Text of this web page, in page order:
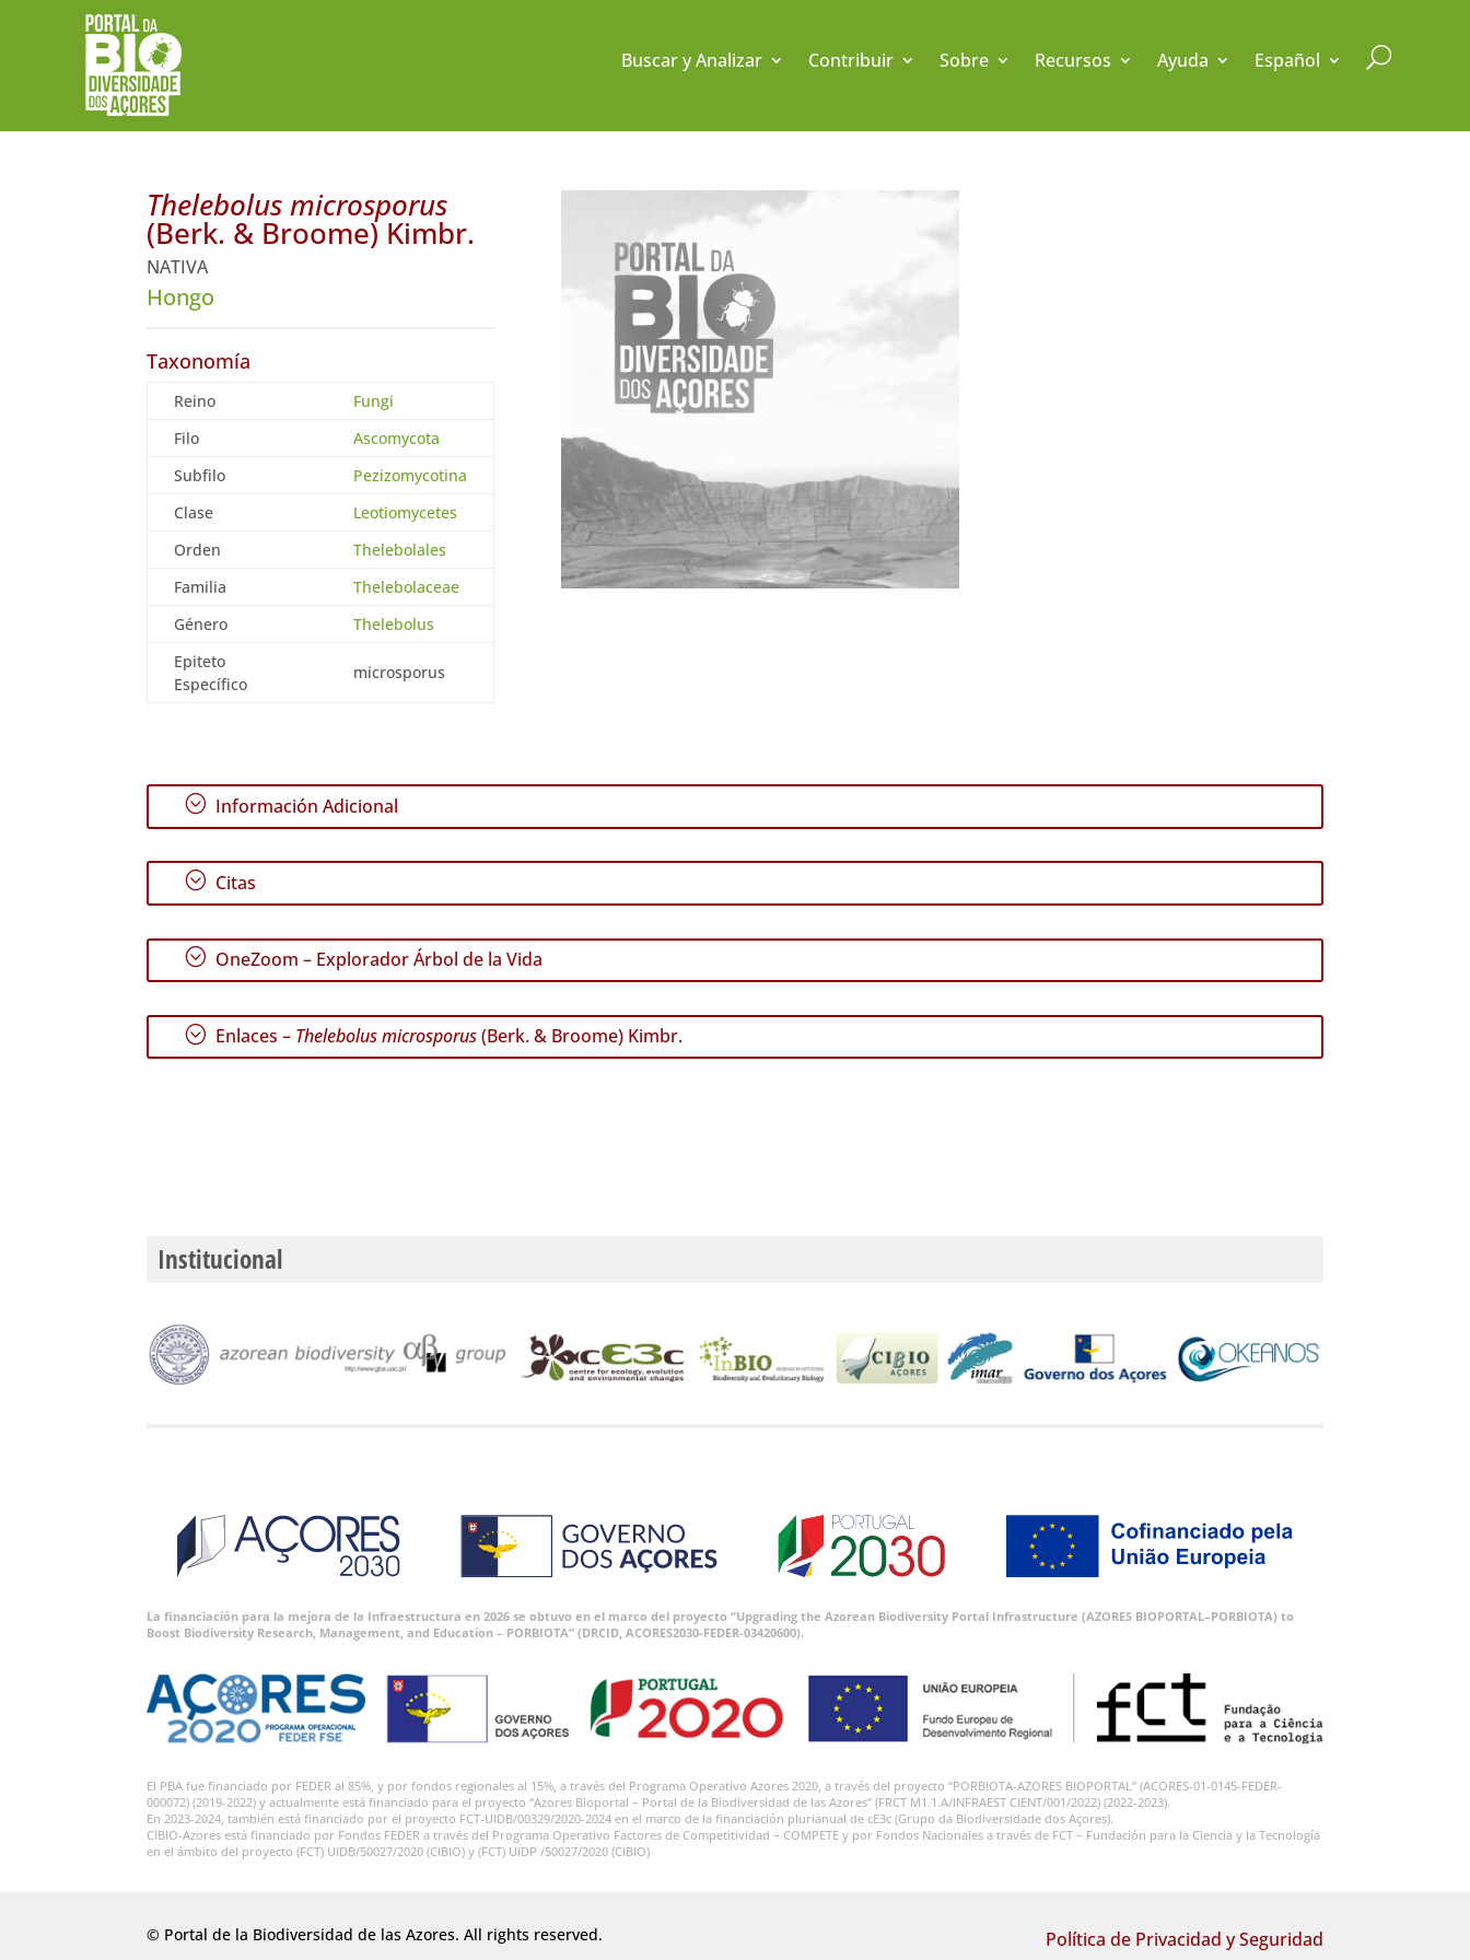
Buscar y Analizar Contribuir Sobre Recursos Ayuda Español U
Thelebolus microsporus
(Berk. & Broome) Kimbr.
NATIVA
Hongo
Taxonomía
Reino
Fungi
Filo
Ascomycota
Subfilo
Pezizomycotina
Clase
Leotiomycetes
Orden
Thelebolales
Familia
Thelebolaceae
Género
Thelebolus
Epiteto
Específico
microsporus
; Información Adicional
; Citas
; OneZoom – Explorador Árbol de la Vida
; Enlaces – Thelebolus microsporus(Berk. & Broome) Kimbr.
Institucional
La financiación para la mejora de la Infraestructura en 2026 se obtuvo en el marco del proyecto “Upgrading the Azorean Biodiversity Portal Infrastructure (AZORES BIOPORTAL–PORBIOTA) to
Boost Biodiversity Research, Management, and Education – PORBIOTA” (DRCID, ACORES2030-FEDER-03420600).
El PBA fue financiado por FEDER al 85%, y por fondos regionales al 15%, a través del Programa Operativo Azores 2020, a través del proyecto “PORBIOTA-AZORES BIOPORTAL” (ACORES-01-0145-FEDER-
000072) (2019-2022) y actualmente está financiado para el proyecto “Azores Bioportal – Portal de la Biodiversidad de las Azores” (FRCT M1.1.A/INFRAEST CIENT/001/2022) (2022-2023).
En 2023-2024, también está financiado por el proyecto FCT-UIDB/00329/2020-2024 en el marco de la financiación plurianual de cE3c (Grupo da Biodiversidade dos Açores).
CIBIO-Azores está financiado por Fondos FEDER a través del Programa Operativo Factores de Competitividad – COMPETE y por Fondos Nacionales a través de FCT – Fundación para la Ciencia y la Tecnología
en el ámbito del proyecto (FCT) UIDB/50027/2020 (CIBIO) y (FCT) UIDP /50027/2020 (CIBIO)
© Portal de la Biodiversidad de las Azores. All rights reserved.
Política de Privacidad y Seguridad